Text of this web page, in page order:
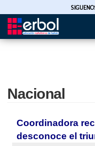
Pasar
Nacional
Coordinadora
desconoce el